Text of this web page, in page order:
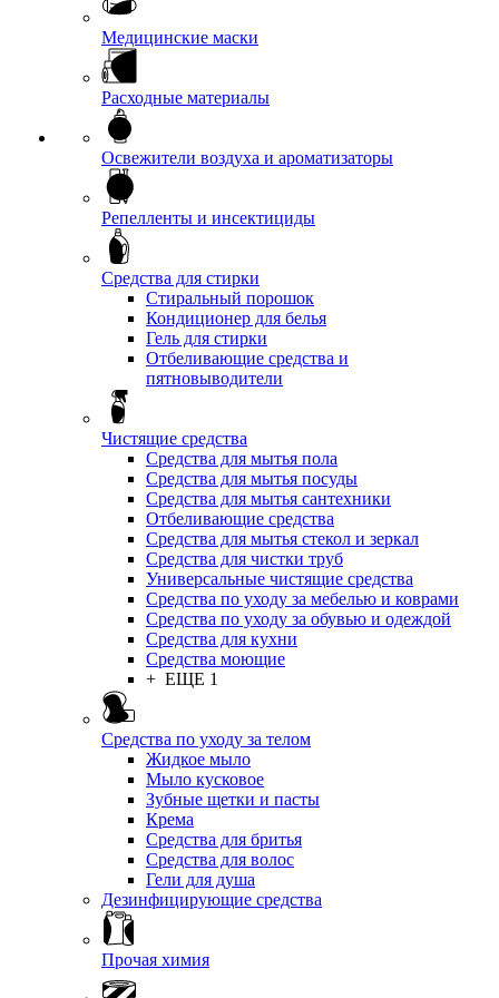
Медицинские маски
Расходные материалы
Освежители воздуха и ароматизаторы
Репелленты и инсектициды
Средства для стирки
Стиральный порошок
Кондиционер для белья
Гель для стирки
Отбеливающие средства и
пятновыводители
Чистящие средства
Средства для мытья пола
Средства для мытья посуды
Средства для мытья сантехники
Отбеливающие средства
Средства для мытья стекол и зеркал
Средства для чистки труб
Универсальные чистящие средства
Средства по уходу за мебелью и коврами
Средства по уходу за обувью и одеждой
Средства для кухни
Средства моющие
+ ЕЩЕ 1
Средства по уходу за телом
Жидкое мыло
Мыло кусковое
Зубные щетки и пасты
Крема
Средства для бритья
Средства для волос
Гели для душа
Дезинфицирующие средства
Прочая химия